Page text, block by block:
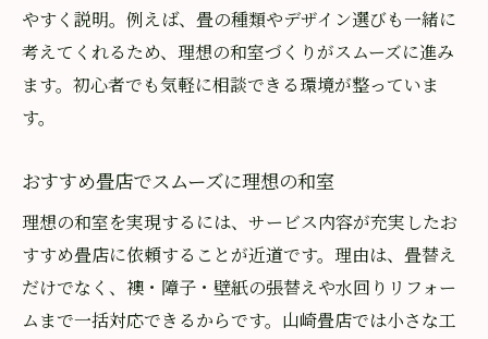
やすく説明。例えば、畳の種類やデザイン選びも一緒に
考えてくれるため、理想の和室づくりがスムーズに進み
ます。初心者でも気軽に相談できる環境が整っていま
す。
おすすめ畳店でスムーズに理想の和室
理想の和室を実現するには、サービス内容が充実したお
すすめ畳店に依頼することが近道です。理由は、畳替え
だけでなく、襖・障子・壁紙の張替えや水回りリフォー
ムまで一括対応できるからです。山崎畳店では小さな工